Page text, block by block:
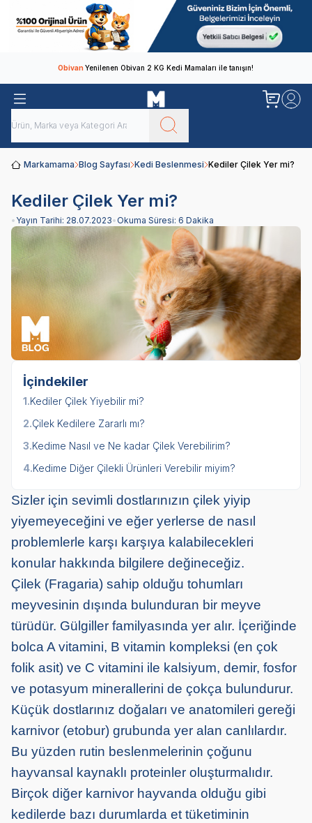
ObivanYenilenen Obivan 2 KG Kedi Mamaları ile tanışın!
Markamama Blog Sayfası Kedi Beslenmesi Kediler Çilek Yer mi?
Kediler Çilek Yer mi?
• Yayın Tarihi: 28.07.2023•Okuma Süresi: 6 Dakika
İçindekiler
1.Kediler Çilek Yiyebilir mi?
2.Çilek Kedilere Zararlı mı?
3.Kedime Nasıl ve Ne kadar Çilek Verebilirim?
4.Kedime Diğer Çilekli Ürünleri Verebilir miyim?
Sizler için sevimli dostlarınızın çilek yiyip
yiyemeyeceğini ve eğer yerlerse de nasıl
problemlerle karşı karşıya kalabilecekleri
konular hakkında bilgilere değineceğiz.
Çilek (Fragaria) sahip olduğu tohumları
meyvesinin dışında bulunduran bir meyve
türüdür. Gülgiller familyasında yer alır. İçeriğinde
bolca A vitamini, B vitamin kompleksi (en çok
folik asit) ve C vitamini ile kalsiyum, demir, fosfor
ve potasyum minerallerini de çokça bulundurur.
Küçük dostlarınız doğaları ve anatomileri gereği
karnivor (etobur) grubunda yer alan canlılardır.
Bu yüzden rutin beslenmelerinin çoğunu
hayvansal kaynaklı proteinler oluşturmalıdır.
Birçok diğer karnivor hayvanda olduğu gibi
kedilerde bazı durumlarda et tüketiminin